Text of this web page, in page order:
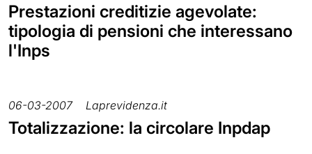
Prestazioni creditizie agevolate:
tipologia di pensioni che interessano
l'Inps
06-03-2007 Laprevidenza.it
Totalizzazione: la circolare Inpdap